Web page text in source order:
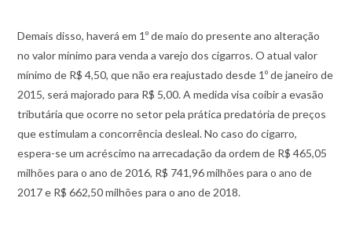
Demais disso, haverá em 1º de maio do presente ano alteração
no valor mínimo para venda a varejo dos cigarros. O atual valor
mínimo de R$ 4,50, que não era reajustado desde 1º de janeiro de
2015, será majorado para R$ 5,00. A medida visa coibir a evasão
tributária que ocorre no setor pela prática predatória de preços
que estimulam a concorrência desleal. No caso do cigarro,
espera-se um acréscimo na arrecadação da ordem de R$ 465,05
milhões para o ano de 2016, R$ 741,96 milhões para o ano de
2017 e R$ 662,50 milhões para o ano de 2018.